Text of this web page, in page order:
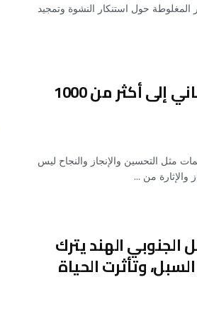
حول استنكار النشوة وتمجيد
تقدم الهند واي فاي مجاني إلى أكثر من 1000
مثل التحسين والإنجاز والنجاح ليس
والإثارة من ...
الجنوبي الهند يترك
وتأثرت الحياة